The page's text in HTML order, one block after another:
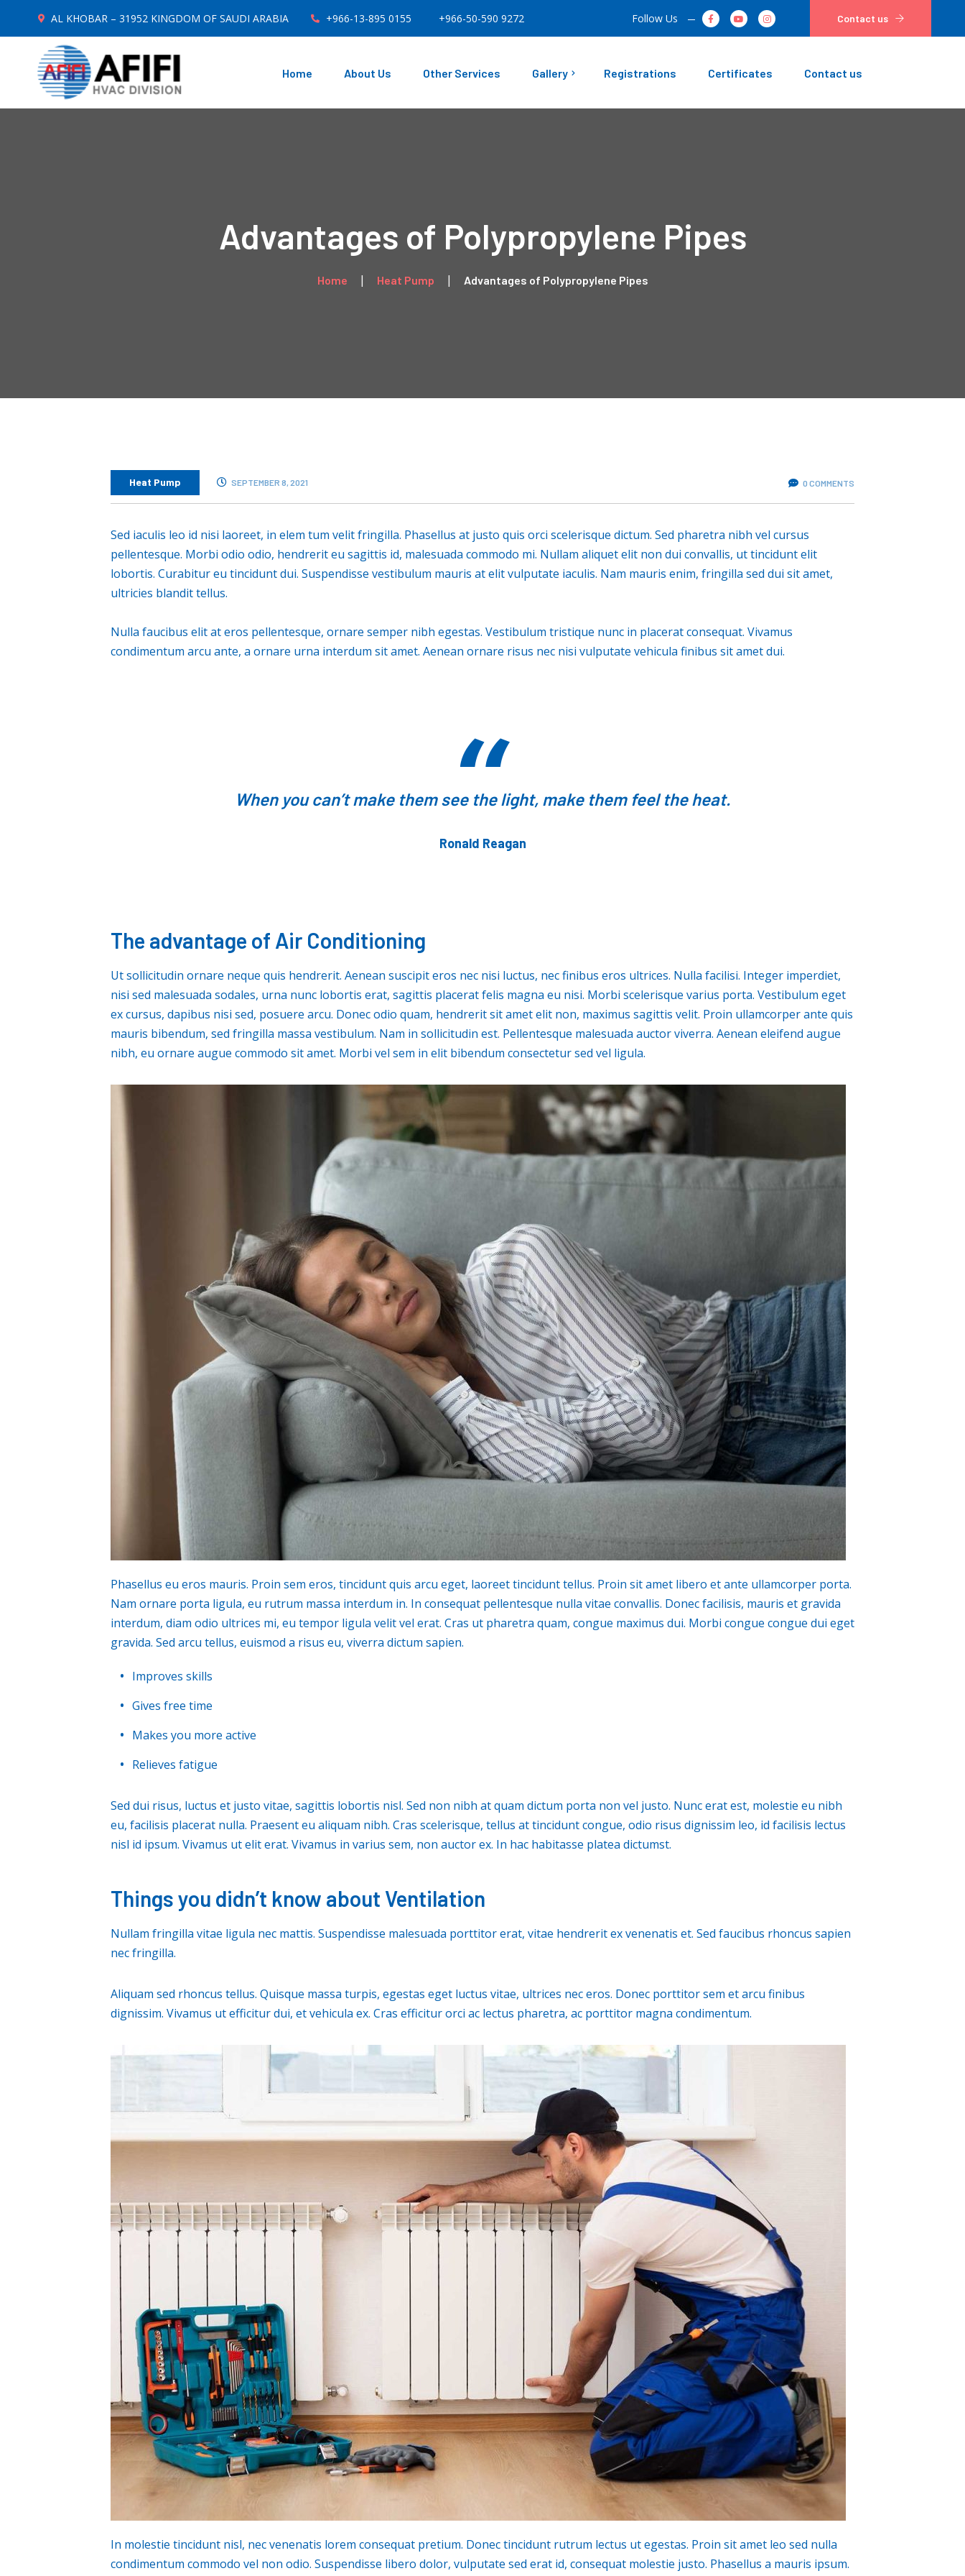
AL KHOBAR – 31952 KINGDOM OF SAUDI ARABIA +966-13-895 0155 +966-50-590 9272 Follow Us Contact us
Home About Us Other Services Gallery Registrations Certificates Contact us
Advantages of Polypropylene Pipes
Home Heat Pump Advantages of Polypropylene Pipes
Heat Pump SEPTEMBER 8, 2021 0 COMMENTS
Sed iaculis leo id nisi laoreet, in elem tum velit fringilla. Phasellus at justo quis orci scelerisque dictum. Sed pharetra nibh vel cursus
pellentesque. Morbi odio odio, hendrerit eu sagittis id, malesuada commodo mi. Nullam aliquet elit non dui convallis, ut tincidunt elit
lobortis. Curabitur eu tincidunt dui. Suspendisse vestibulum mauris at elit vulputate iaculis. Nam mauris enim, fringilla sed dui sit amet,
ultricies blandit tellus.
Nulla faucibus elit at eros pellentesque, ornare semper nibh egestas. Vestibulum tristique nunc in placerat consequat. Vivamus
condimentum arcu ante, a ornare urna interdum sit amet. Aenean ornare risus nec nisi vulputate vehicula finibus sit amet dui.
When you can’t make them see the light, make them feel the heat.
Ronald Reagan
The advantage of Air Conditioning
Ut sollicitudin ornare neque quis hendrerit. Aenean suscipit eros nec nisi luctus, nec finibus eros ultrices. Nulla facilisi. Integer imperdiet,
nisi sed malesuada sodales, urna nunc lobortis erat, sagittis placerat felis magna eu nisi. Morbi scelerisque varius porta. Vestibulum eget
ex cursus, dapibus nisi sed, posuere arcu. Donec odio quam, hendrerit sit amet elit non, maximus sagittis velit. Proin ullamcorper ante quis
mauris bibendum, sed fringilla massa vestibulum. Nam in sollicitudin est. Pellentesque malesuada auctor viverra. Aenean eleifend augue
nibh, eu ornare augue commodo sit amet. Morbi vel sem in elit bibendum consectetur sed vel ligula.
Phasellus eu eros mauris. Proin sem eros, tincidunt quis arcu eget, laoreet tincidunt tellus. Proin sit amet libero et ante ullamcorper porta.
Nam ornare porta ligula, eu rutrum massa interdum in. In consequat pellentesque nulla vitae convallis. Donec facilisis, mauris et gravida
interdum, diam odio ultrices mi, eu tempor ligula velit vel erat. Cras ut pharetra quam, congue maximus dui. Morbi congue congue dui eget
gravida. Sed arcu tellus, euismod a risus eu, viverra dictum sapien.
Improves skills
Gives free time
Makes you more active
Relieves fatigue
Sed dui risus, luctus et justo vitae, sagittis lobortis nisl. Sed non nibh at quam dictum porta non vel justo. Nunc erat est, molestie eu nibh
eu, facilisis placerat nulla. Praesent eu aliquam nibh. Cras scelerisque, tellus at tincidunt congue, odio risus dignissim leo, id facilisis lectus
nisl id ipsum. Vivamus ut elit erat. Vivamus in varius sem, non auctor ex. In hac habitasse platea dictumst.
Things you didn’t know about Ventilation
Nullam fringilla vitae ligula nec mattis. Suspendisse malesuada porttitor erat, vitae hendrerit ex venenatis et. Sed faucibus rhoncus sapien
nec fringilla.
Aliquam sed rhoncus tellus. Quisque massa turpis, egestas eget luctus vitae, ultrices nec eros. Donec porttitor sem et arcu finibus
dignissim. Vivamus ut efficitur dui, et vehicula ex. Cras efficitur orci ac lectus pharetra, ac porttitor magna condimentum.
In molestie tincidunt nisl, nec venenatis lorem consequat pretium. Donec tincidunt rutrum lectus ut egestas. Proin sit amet leo sed nulla
condimentum commodo vel non odio. Suspendisse libero dolor, vulputate sed erat id, consequat molestie justo. Phasellus a mauris ipsum.